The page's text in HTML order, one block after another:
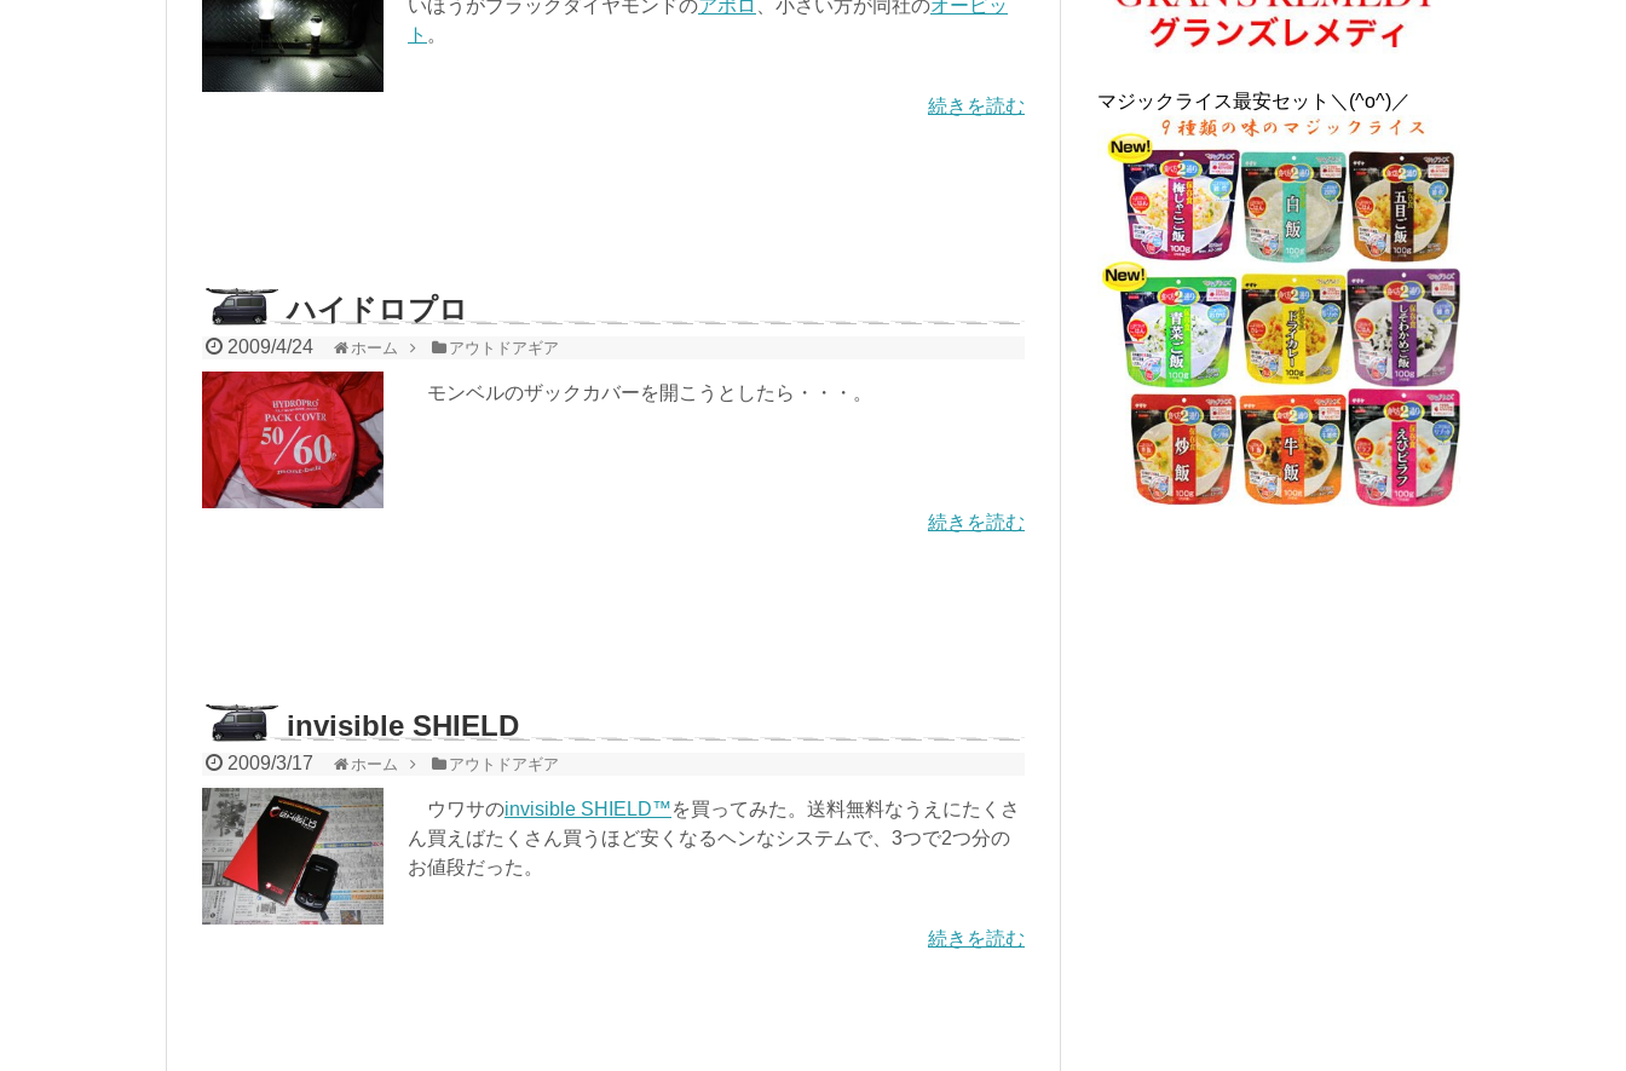
いほうがブラックダイヤモンドのアポロ 、小さい方が同社のオービッ
ト 。
続きを読む
ハイドロプロ
2009/4/24 ホーム アウトドアギア
モンベルのザックカバーを開こうとしたら・・・。
続きを読む
invisible SHIELD
2009/3/17 ホーム アウトドアギア
ウワサのinvisible SHIELD™を買ってみた。送料無料なうえにたくさ
ん買えばたくさん買うほど安くなるヘンなシステムで、3つで2つ分の
お値段だった。
続きを読む
マジックライス最安セット＼(^o^)／